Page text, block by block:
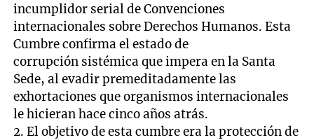
incumplidor serial de Convenciones
internacionales sobre Derechos Humanos. Esta
Cumbre confirma el estado de
corrupción sistémica que impera en la Santa
Sede, al evadir premeditadamente las
exhortaciones que organismos internacionales
le hicieran hace cinco años atrás.
2. El objetivo de esta cumbre era la protección de